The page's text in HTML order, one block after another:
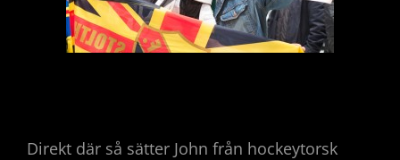
Direkt där så sätter John från hockeytorsk